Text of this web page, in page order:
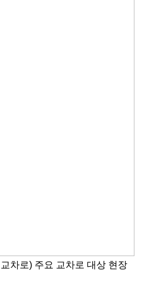
차로) 주요 교차로 대상 현장